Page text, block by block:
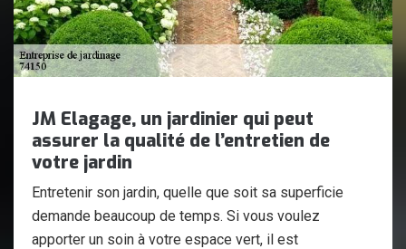
JM Elagage, un jardinier qui peut
assurer la qualité de l’entretien de
votre jardin
Entretenir son jardin, quelle que soit sa superficie
demande beaucoup de temps. Si vous voulez
apporter un soin à votre espace vert, il est